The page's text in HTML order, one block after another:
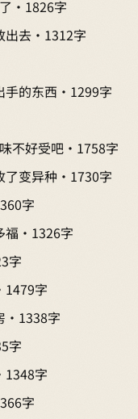
· 1826字
出去 · 1312字
手的东西 · 1299字
不好受吧 · 1758字
了变异种 · 1730字
字
福 · 1326字
字
1479字
· 1338字
字
1348字
字